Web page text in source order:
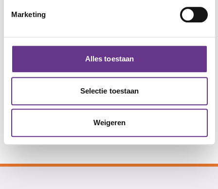
Marketing
Alles toestaan
Selectie toestaan
Weigeren
033 - 760 20 00
Wijersstraat 1, 3811 MZ Amersfoort
Ons
Wonen en logeren
Ondersteuning